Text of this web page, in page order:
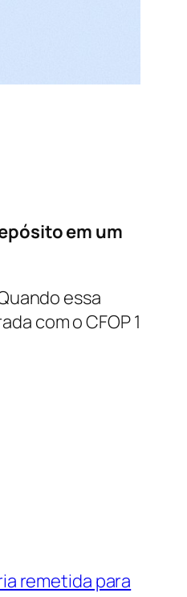
em um
essa
com o CFOP 1
remetida para